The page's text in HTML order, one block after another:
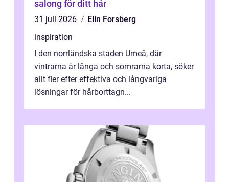
salong för ditt hår
31 juli 2026
Elin Forsberg
inspiration
I den norrländska staden Umeå, där
vintrarna är långa och somrarna korta, söker
allt fler efter effektiva och långvariga
lösningar för hårborttagn...